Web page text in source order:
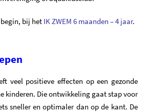
bij het IK ZWEM 6 maanden – 4 jaar.
veel positieve effecten op een gezonde
kinderen. Die ontwikkeling gaat stap voor
sneller en optimaler dan op de kant. De